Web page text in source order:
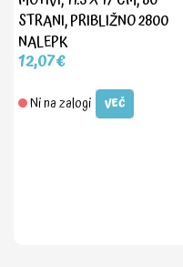
STRANI, PRIBLIŽNO 2800
NALEPK
12,07€
Ni na zalogi VEČ